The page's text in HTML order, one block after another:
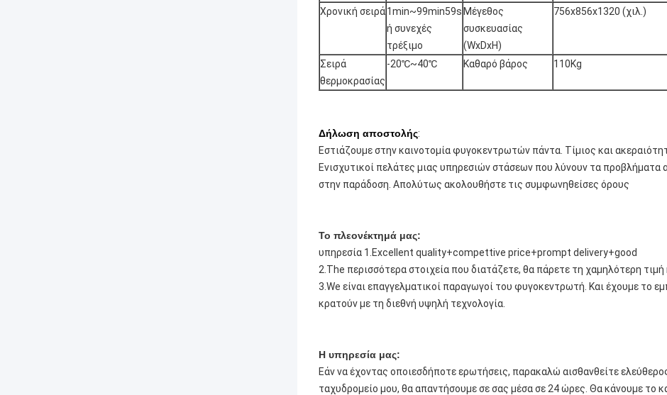
Χρονική σειρά1min~99min59s
ή συνεχές
τρέξιμο
Μέγεθος
συσκευασίας
(WxDxH)
756x856x1320 (χιλ.)
Σειρά
θερμοκρασίας
-20℃~40℃ Καθαρό βάρος 110Kg
Δήλωση αποστολής:
Εστιάζουμε στην καινοτομία φυγοκεντρωτών πάντα. Τίμιος και
Ενισχυτικοί πελάτες μιας υπηρεσιών στάσεων που λύνουν τα
στην παράδοση. Απολύτως ακολουθήστε τις συμφωνηθείσες όρους
Το πλεονέκτημά μας:
υπηρεσία 1.Excellent quality+compettive price+prompt delivery+good
2.The περισσότερα στοιχεία που διατάζετε, θα πάρετε τη χαμηλότερη
3.We είναι επαγγελματικοί παραγωγοί του φυγοκεντρωτή. Και έχουμε το
κρατούν με τη διεθνή υψηλή τεχνολογία.
Η υπηρεσία μας:
Εάν να έχοντας οποιεσδήποτε ερωτήσεις, παρακαλώ αισθανθείτε
ταχυδρομείο μου, θα απαντήσουμε σε σας μέσα σε 24 ώρες. Θα κάνουμε το